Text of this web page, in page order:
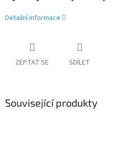
Detailní informace
ZEPTAT SE SDÍLET
Související produkty